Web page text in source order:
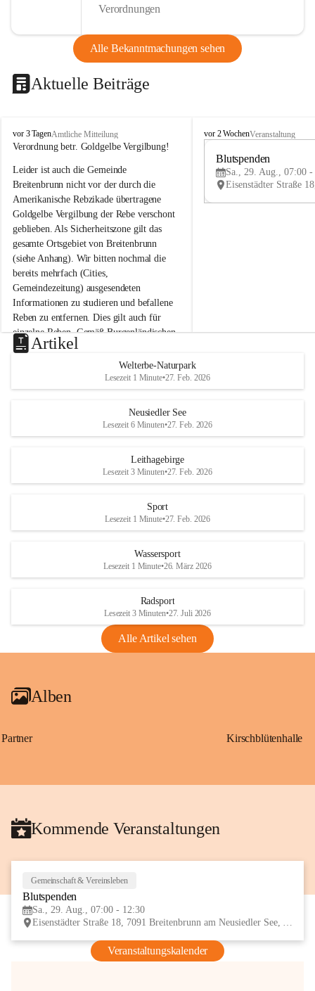
Verordnungen
Alle Bekanntmachungen sehen
Aktuelle Beiträge
B
r
i
t
e
n
b
r
u
n
n
a
m
N
e
u
s
d
S
vor 3 TagenAmtliche Mitteilung
Verordnung betr. Goldgelbe Vergilbung!
Leider ist auch die Gemeinde
Breitenbrunn nicht vor der durch die
Amerikanische Rebzikade übertragene
Goldgelbe Vergilbung der Rebe verschont
geblieben. Als Sicherheitszone gilt das
gesamte Ortsgebiet von Breitenbrunn
(siehe Anhang). Wir bitten nochmal die
bereits mehrfach (Cities,
Gemeindezeitung) ausgesendeten
Informationen zu studieren und befallene
Reben zu entfernen. Dies gilt auch für
einzelne Reben. Gemäß Burgenländischen
Weinbaugesetz sind nicht gepflegte oder
unzulässige Weingärten zu roden! Bitte
helfen wir zusammen um unsere Winzer
vor den prognostizierten Ernteausfällen
und den daraus folgenden wirtschaftlichen
Maßnahmen zur Bekämpfung
Rebe und der Amerikanischen
Anhang VBl. EU Nr. 18
1 Seite•1,4 MB
VBl. EU Nr. 18_2026
B
e
u
e
d
r
S
vor 2 WochenVeranstaltung
Blutspenden
Sa., 29. Aug., 07:00 -
Artikel
Welterbe-Naturpark
Lesezeit 1 Minute•27. Feb. 2026
Neusiedler See
Lesezeit 6 Minuten•27. Feb. 2026
Leithagebirge
Lesezeit 3 Minuten•27. Feb. 2026
Sport
Lesezeit 1 Minute•27. Feb. 2026
Wassersport
Lesezeit 1 Minute•26. März 2026
Radsport
Lesezeit 3 Minuten•27. Juli 2026
Alle Artikel sehen
Alben
Partner Kirschblütenhalle
Kommende Veranstaltungen
Gemeinschaft & Vereinsleben
Blutspenden
Sa., 29. Aug., 07:00 - 12:30
Eisenstädter Straße 18, 7091 Breitenbrunn am Neusiedler See, AUT
Veranstaltungskalender